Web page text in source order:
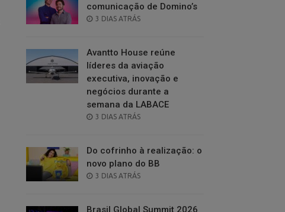
comunicação de Domino’s
POSTED
3 DIAS ATRÁS
Avantto House reúne
líderes da aviação
executiva, inovação e
negócios durante a
semana da LABACE
POSTED
3 DIAS ATRÁS
Do cofrinho à realização: o
novo plano do BB
POSTED
3 DIAS ATRÁS
Brasil Global Summit 2026